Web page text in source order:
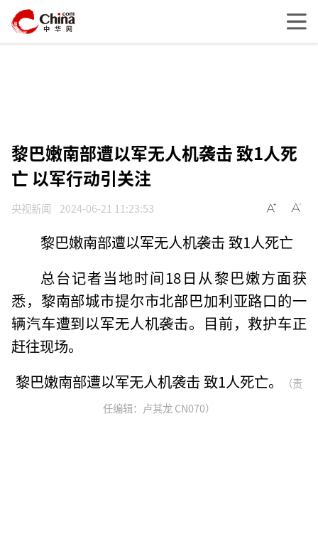
黎巴嫩南部遭以军无人机袭击 致1人死
亡 以军行动引关注
央视新闻 2024-06-21 11:23:53
黎巴嫩南部遭以军无人机袭击 致1人死亡
总台记者当地时间18日从黎巴嫩方面获
悉，黎南部城市提尔市北部巴加利亚路口的一
辆汽车遭到以军无人机袭击。目前，救护车正
赶往现场。
黎巴嫩南部遭以军无人机袭击 致1人死亡。
（责
任编辑：卢其龙 CN070）